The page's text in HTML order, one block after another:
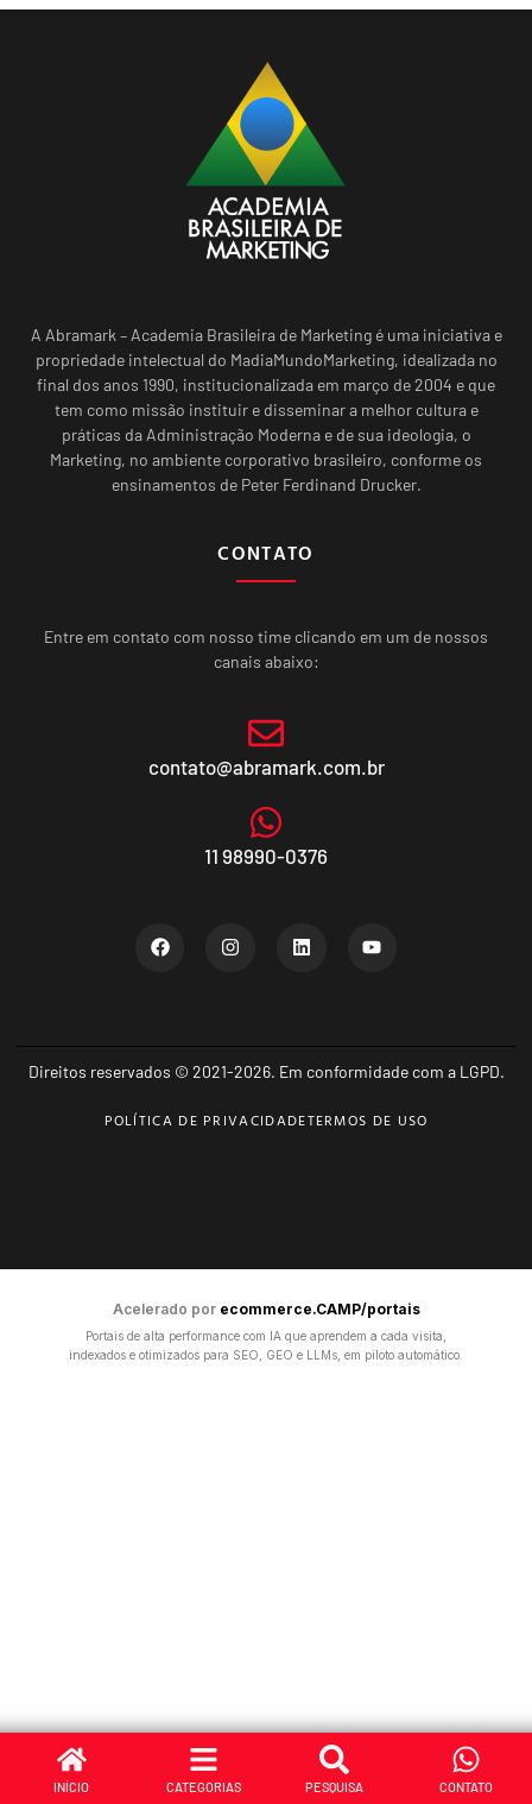
INÍCIO CATEGORIAS PESQUISA CONTATO
A Abramark – Academia Brasileira de Marketing é uma iniciativa e
propriedade intelectual do MadiaMundoMarketing, idealizada no
final dos anos 1990, institucionalizada em março de 2004 e que
tem como missão instituir e disseminar a melhor cultura e
práticas da Administração Moderna e de sua ideologia, o
Marketing, no ambiente corporativo brasileiro, conforme os
ensinamentos de Peter Ferdinand Drucker.
CONTATO
Entre em contato com nosso time clicando em um de nossos
canais abaixo:
contato@abramark.com.br
11 98990-0376
Direitos reservados © 2021-2026. Em conformidade com a LGPD.
POLÍTICA DE PRIVACIDADETERMOS DE USO
Acelerado por ecommerce.CAMP/portais
Portais de alta performance com IA que aprendem a cada visita,
indexados e otimizados para SEO, GEO e LLMs, em piloto automático.